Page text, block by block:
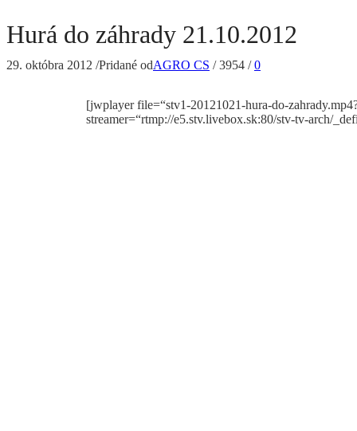
Hurá do záhrady 21.10.2012
29. októbra 2012 /Pridané odAGRO CS / 3954 / 0
[jwplayer file=“stv1-20121021-hura-do-
streamer=“rtmp://e5.stv.livebox.sk:80/stv-tv-arch/